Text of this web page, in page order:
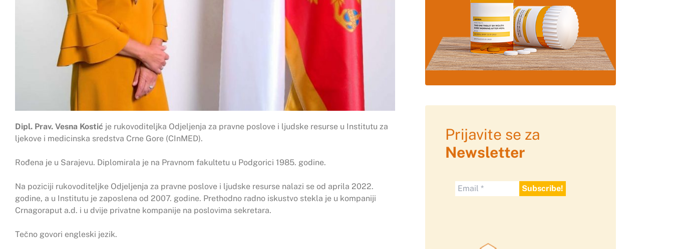
Dipl. Prav. Vesna Kostić je rukovoditeljka Odjeljenja za pravne poslove i ljudske resurse u Institutu za
ljekove i medicinska sredstva Crne Gore (CInMED).
Rođena je u Sarajevu. Diplomirala je na Pravnom fakultetu u Podgorici 1985. godine.
Na poziciji rukovoditeljke Odjeljenja za pravne poslove i ljudske resurse nalazi se od aprila 2022.
godine, a u Institutu je zaposlena od 2007. godine. Prethodno radno iskustvo stekla je u kompaniji
Crnagoraput a.d. i u dvije privatne kompanije na poslovima sekretara.
Tečno govori engleski jezik.
Prijavite se za
Newsletter